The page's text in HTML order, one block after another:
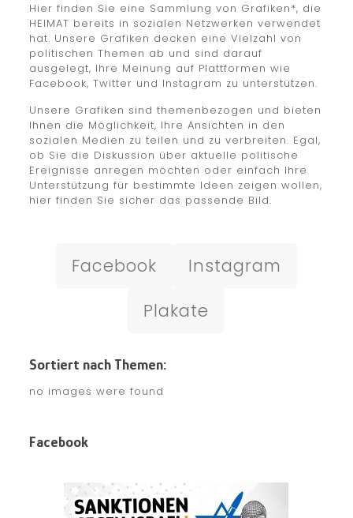
Hier finden Sie eine Sammlung von Grafiken*, die
HEIMAT bereits in sozialen Netzwerken verwendet
hat. Unsere Grafiken decken eine Vielzahl von
politischen Themen ab und sind darauf
ausgelegt, Ihre Meinung auf Plattformen wie
Facebook, Twitter und Instagram zu unterstützen.
Unsere Grafiken sind themenbezogen und bieten
Ihnen die Möglichkeit, Ihre Ansichten in den
sozialen Medien zu teilen und zu verbreiten. Egal,
ob Sie die Diskussion über aktuelle politische
Ereignisse anregen möchten oder einfach Ihre
Unterstützung für bestimmte Ideen zeigen wollen,
hier finden Sie sicher das passende Bild.
Facebook
Instagram
Plakate
Sortiert nach Themen:
no images were found
Facebook